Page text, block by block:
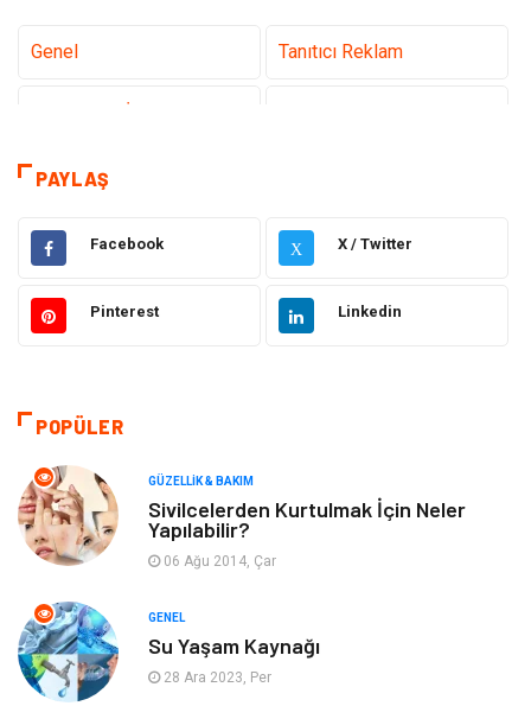
Genel Tanıtıcı Reklam
Eğitim & Kariyer
Gündem Hukuk
Moda Sağlıklı Yaşam
Bilgisayar & Yazılım
Makine
Giyim
Yeme & İçme
Keyif & Hobi Organizasyon
PAYLAŞ
Facebook X X / Twitter
Pinterest Linkedin
POPÜLER
GÜZELLIK & BAKIM
Sivilcelerden Kurtulmak İçin Neler
Yapılabilir?
06 Ağu 2014, Çar
GENEL
Su Yaşam Kaynağı
28 Ara 2023, Per